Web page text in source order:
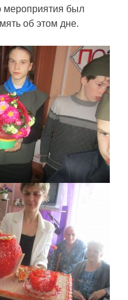
мероприятия был
об этом дне.